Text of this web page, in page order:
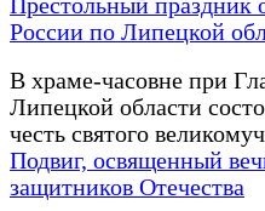
Престольный
России по Липецкой
В храме-часовне при
Липецкой области
честь святого
Подвиг, освященный
защитников Отечества